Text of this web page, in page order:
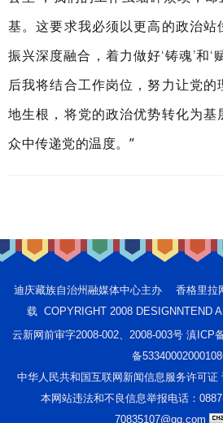
基。这要求我必须以更高的政治站
振兴深度融合，着力做好‘铸魂’和‘
后我将结合工作岗位，努力让党
地生根，将党的政治优势转化为基
众中传递党的温度。”
迪庆藏族自治州融媒体中心主办 香格里拉
载 COPYRIGHT 2008 DESIGNNTEND
云新网前审字2008-002、2008-003号 滇ICP
备
中华人民共和国互联网新闻信息服务许可证
本网站违法和不良信息举报电话：
70835107@qq.com